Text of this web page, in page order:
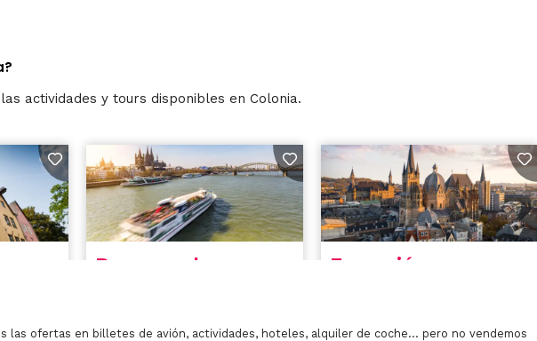
actividades y tours disponibles en Colonia.
las ofertas en billetes de avión, actividades, hoteles, alquiler de coche… pero no vendemos